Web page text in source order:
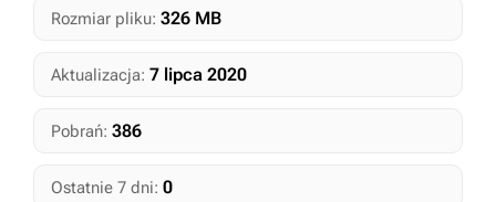
Rozmiar pliku: 326 MB
Aktualizacja: 7 lipca 2020
Pobrań: 386
Ostatnie 7 dni: 0